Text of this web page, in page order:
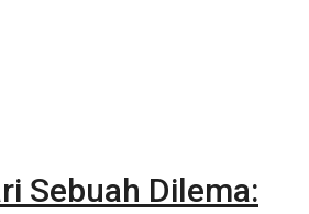
Sebuah Dilema: